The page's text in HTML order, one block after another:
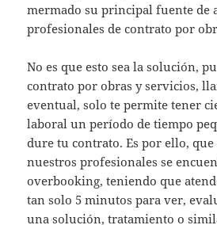
mermado su principal fuente de
profesionales de contrato por
No es que esto sea la solución,
contrato por obras y servicios,
eventual, solo te permite tener
laboral un período de tiempo
dure tu contrato. Es por ello, que
nuestros profesionales se
overbooking, teniendo que
tan solo 5 minutos para ver,
una solución, tratamiento o